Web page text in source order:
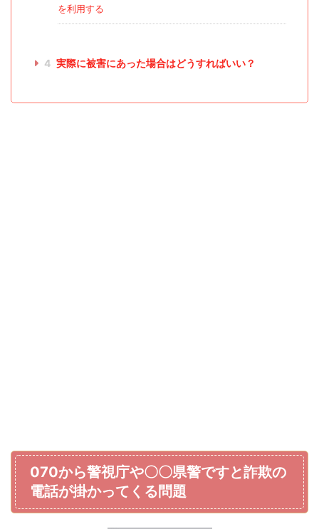
を利用する
4 実際に被害にあった場合はどうすればいい？
070から警視庁や〇〇県警ですと詐欺の
電話が掛かってくる問題